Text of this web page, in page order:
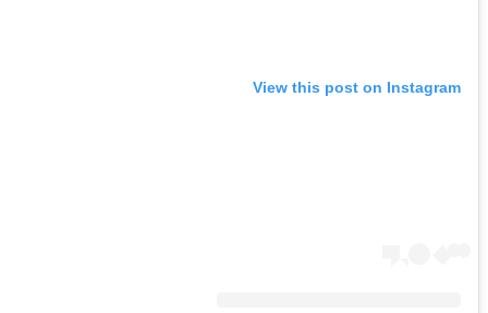
View this post on Instagram